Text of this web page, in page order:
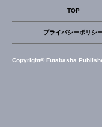
TOP
プライバシーポリシ
Copyright© Futabasha